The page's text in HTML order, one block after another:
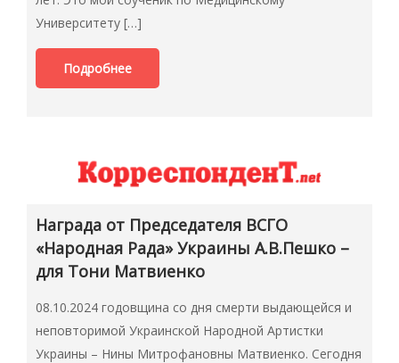
Университету […]
Подробнее
Награда от Председателя ВСГО
«Народная Рада» Украины А.В.Пешко –
для Тони Матвиенко
08.10.2024 годовщина со дня смерти выдающейся и
неповторимой Украинской Народной Артистки
Украины – Нины Митрофановны Матвиенко. Сегодня